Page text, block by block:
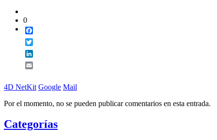
0
4D NetKit Google Mail
Por el momento, no se pueden publicar comentarios en esta entrada.
Categorías